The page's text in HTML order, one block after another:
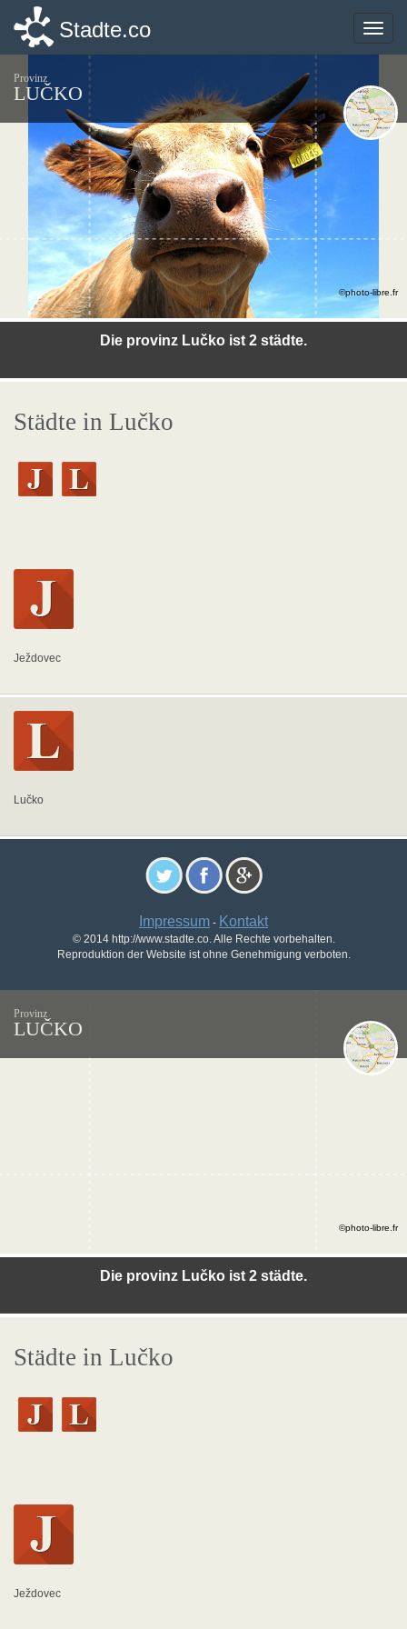
Toggle
Stadte.co
Provinz
LUČKO
Die provinz Lučko ist 2 städte.
©photo-libre.fr
Städte in Lučko
Ježdovec
Lučko
Impressum - Kontakt
© 2014 http://www.stadte.co. Alle Rechte vorbehalten.
Reproduktion der Website ist ohne Genehmigung verboten.
Toggle
Stadte.co
Provinz
LUČKO
Die provinz Lučko ist 2 städte.
©photo-libre.fr
Städte in Lučko
Ježdovec